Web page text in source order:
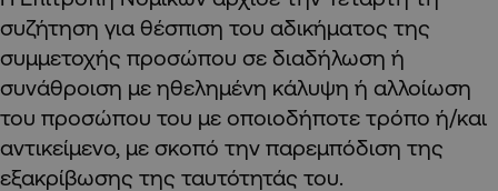
συζήτηση για θέσπιση του αδικήματος της
συμμετοχής προσώπου σε διαδήλωση ή
συνάθροιση με ηθελημένη κάλυψη ή αλλοίωση
του προσώπου του με οποιοδήποτε τρόπο ή/και
αντικείμενο, με σκοπό την παρεμπόδιση της
εξακρίβωσης της ταυτότητάς του.